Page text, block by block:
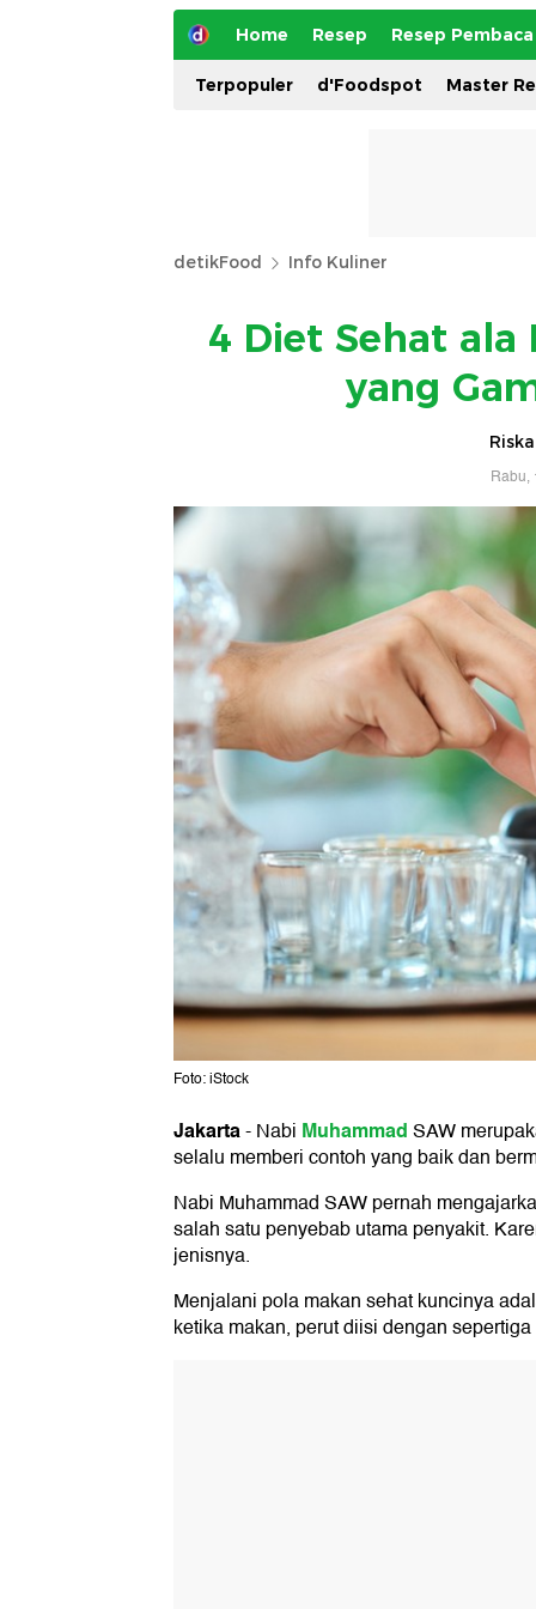
Home Resep Resep Pembaca
Terpopuler d'Foodspot Master
detikFood Info Kuliner
4 Diet Sehat ala
yang
Rabu,
Foto: iStock
Jakarta-Nabi MuhammadSAW
selalu memberi contoh yang baik dan
Nabi Muhammad SAW pernah
salah satu penyebab utama penyakit.
jenisnya.
Menjalani pola makan sehat kuncinya
ketika makan, perut diisi dengan